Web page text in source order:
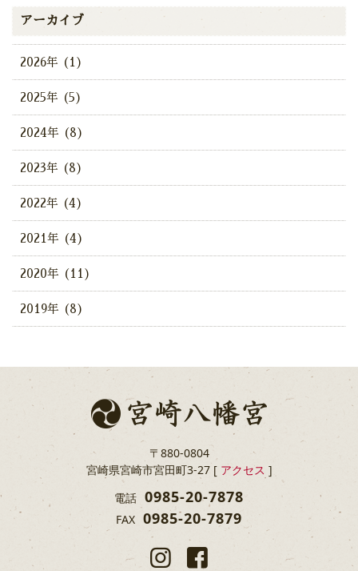
アーカイブ
2026年 (1)
2025年 (5)
2024年 (8)
2023年 (8)
2022年 (4)
2021年 (4)
2020年 (11)
2019年 (8)
〒880-0804
宮崎県宮崎市宮田町3-27 [ アクセス ]
電話 0985-20-7878
FAX 0985-20-7879